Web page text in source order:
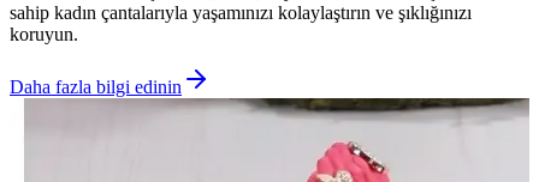
sahip kadın çantalarıyla yaşamınızı kolaylaştırın ve şıklığınızı
koruyun.
Daha fazla bilgi edinin